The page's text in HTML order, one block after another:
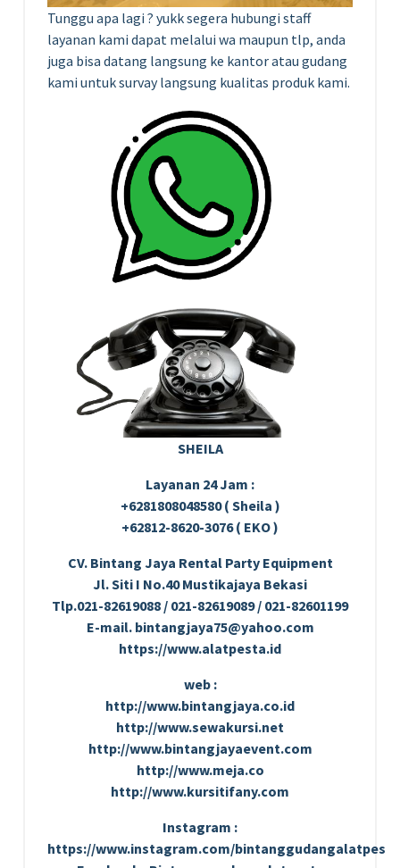
Tunggu apa lagi ? yukk segera hubungi staff
layanan kami dapat melalui wa maupun tlp, anda
juga bisa datang langsung ke kantor atau gudang
kami untuk survay langsung kualitas produk kami.
SHEILA
Layanan 24 Jam :
+6281808048580 ( Sheila )
+62812-8620-3076 ( EKO )
CV. Bintang Jaya Rental Party Equipment
Jl. Siti I No.40 Mustikajaya Bekasi
Tlp.021-82619088 / 021-82619089 / 021-82601199
E-mail. bintangjaya75@yahoo.com
https://www.alatpesta.id
web :
http://www.bintangjaya.co.id
http://www.sewakursi.net
http://www.bintangjayaevent.com
http://www.meja.co
http://www.kursitifany.com
Instagram :
https://www.instagram.com/